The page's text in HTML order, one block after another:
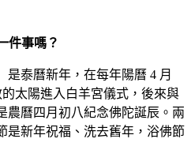
件事嗎？
是泰曆新年，在每年陽曆 4 月
太陽進入白羊宮儀式，後來與
農曆四月初八紀念佛陀誕辰。兩
是新年祝福、洗去舊年，浴佛節